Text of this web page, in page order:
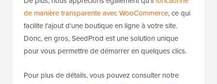
de manière transparente avec WooCommerce, ce qui
facilite l'ajout d'une boutique en ligne à votre site.
Donc, en gros, SeedProd est une solution unique
pour vous permettre de démarrer en quelques clics.
Pour plus de détails, vous pouvez consulter notre